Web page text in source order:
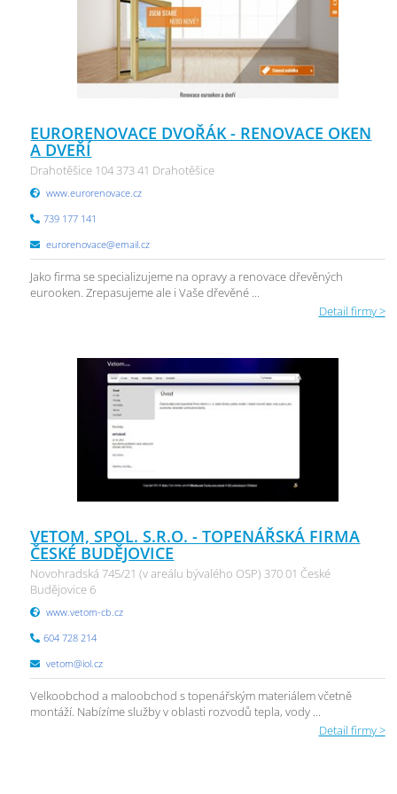
EURORENOVACE DVOŘÁK - RENOVACE OKEN
A DVEŘÍ
Drahotěšice 104 373 41 Drahotěšice
www.eurorenovace.cz
739 177 141
eurorenovace@email.cz
Jako firma se specializujeme na opravy a renovace dřevěných
eurooken. Zrepasujeme ale i Vaše dřevěné ...
Detail firmy >
VETOM, SPOL. S.R.O. - TOPENÁŘSKÁ FIRMA
ČESKÉ BUDĚJOVICE
Novohradská 745/21 (v areálu bývalého OSP) 370 01 České
Budějovice 6
www.vetom-cb.cz
604 728 214
vetom@iol.cz
Velkoobchod a maloobchod s topenářským materiálem včetně
montáží. Nabízíme služby v oblasti rozvodů tepla, vody ...
Detail firmy >